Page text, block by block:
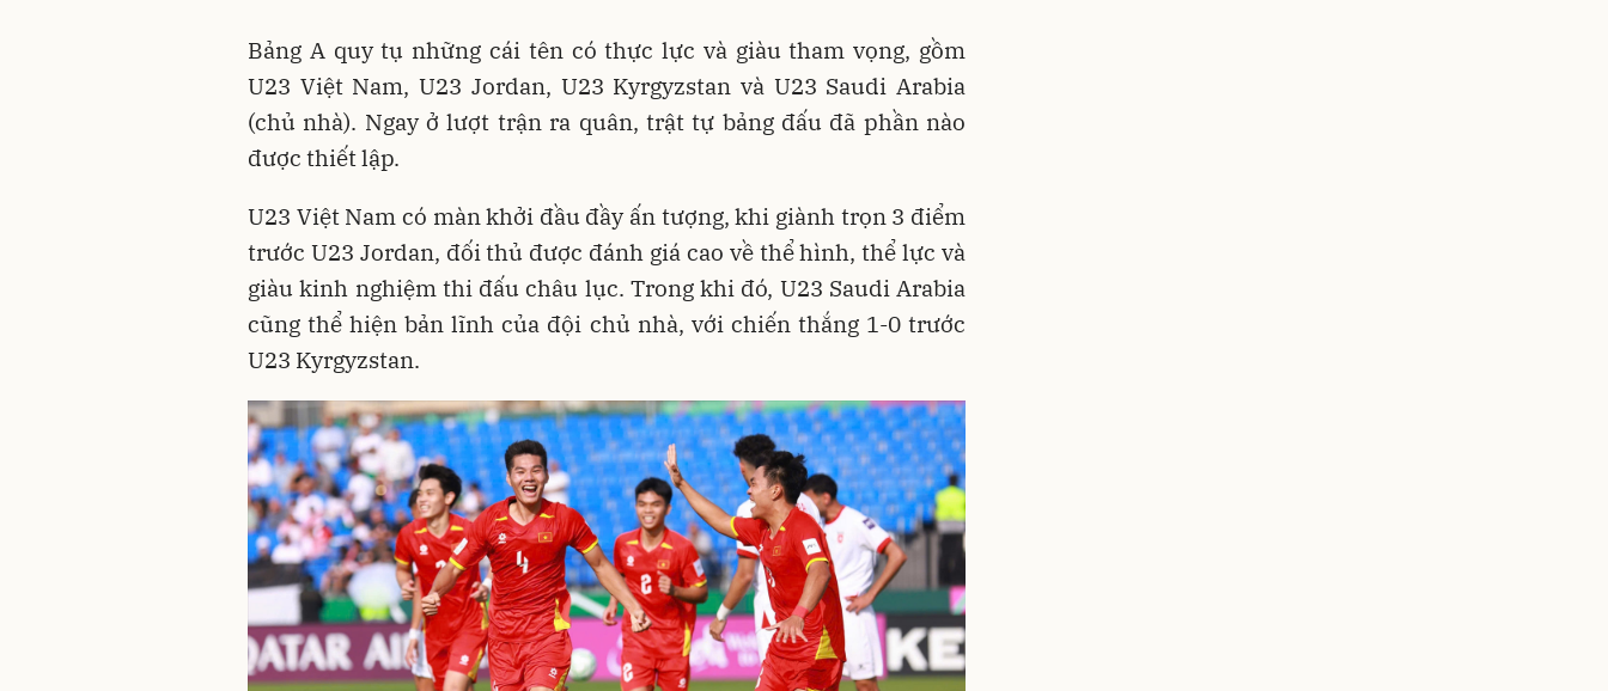
Bảng A quy tụ những cái tên có thực lực và giàu tham vọng, gồm
U23 Việt Nam, U23 Jordan, U23 Kyrgyzstan và U23 Saudi Arabia
(chủ nhà). Ngay ở lượt trận ra quân, trật tự bảng đấu đã phần nào
được thiết lập.
U23 Việt Nam có màn khởi đầu đầy ấn tượng, khi giành trọn 3 điểm
trước U23 Jordan, đối thủ được đánh giá cao về thể hình, thể lực và
giàu kinh nghiệm thi đấu châu lục. Trong khi đó, U23 Saudi Arabia
cũng thể hiện bản lĩnh của đội chủ nhà, với chiến thắng 1-0 trước
U23 Kyrgyzstan.